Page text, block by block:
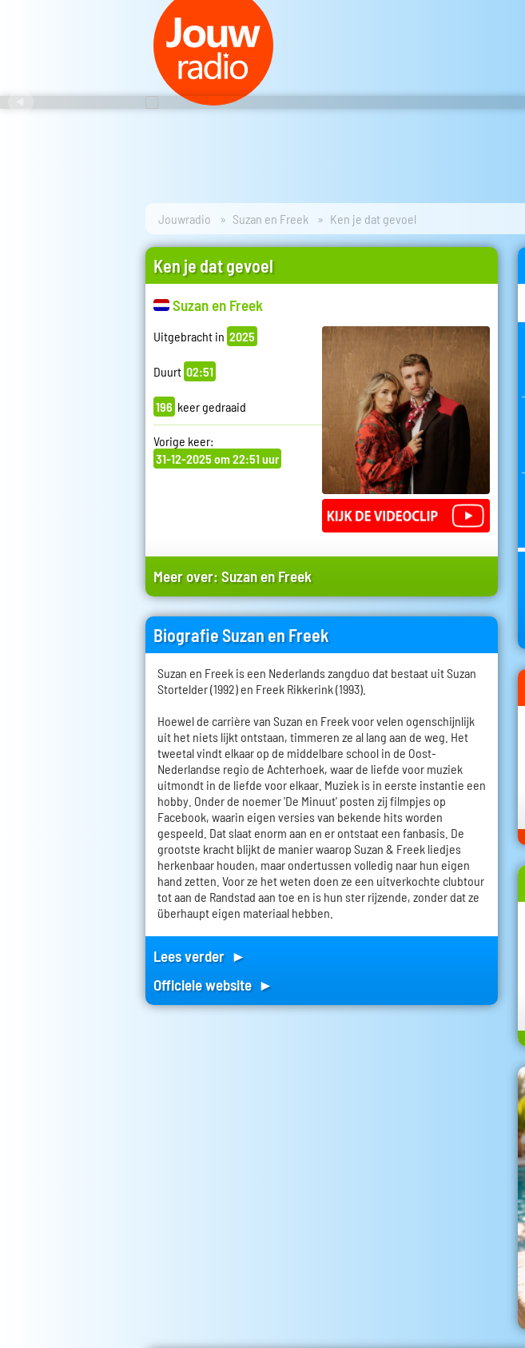
Jouwradio Suzan en Freek Ken je dat gevoel
Ken je dat gevoel
Suzan en Freek
Uitgebracht in 2025
Duurt 02:51
196 keer gedraaid
Vorige keer:
31-12-2025 om 22:51 uur
Meer over:Suzan en Freek
Biografie Suzan en Freek
Suzan en Freek is een Nederlands zangduo dat bestaat uit Suzan
Stortelder (1992) en Freek Rikkerink (1993).
Hoewel de carrière van Suzan en Freek voor velen ogenschijnlijk
uit het niets lijkt ontstaan, timmeren ze al lang aan de weg. Het
tweetal vindt elkaar op de middelbare school in de Oost-
Nederlandse regio de Achterhoek, waar de liefde voor muziek
uitmondt in de liefde voor elkaar. Muziek is in eerste instantie een
hobby. Onder de noemer 'De Minuut' posten zij filmpjes op
Facebook, waarin eigen versies van bekende hits worden
gespeeld. Dat slaat enorm aan en er ontstaat een fanbasis. De
grootste kracht blijkt de manier waarop Suzan & Freek liedjes
herkenbaar houden, maar ondertussen volledig naar hun eigen
hand zetten. Voor ze het weten doen ze een uitverkochte clubtour
tot aan de Randstad aan toe en is hun ster rijzende, zonder dat ze
überhaupt eigen materiaal hebben.
Lees verder ►
Officiele website ►